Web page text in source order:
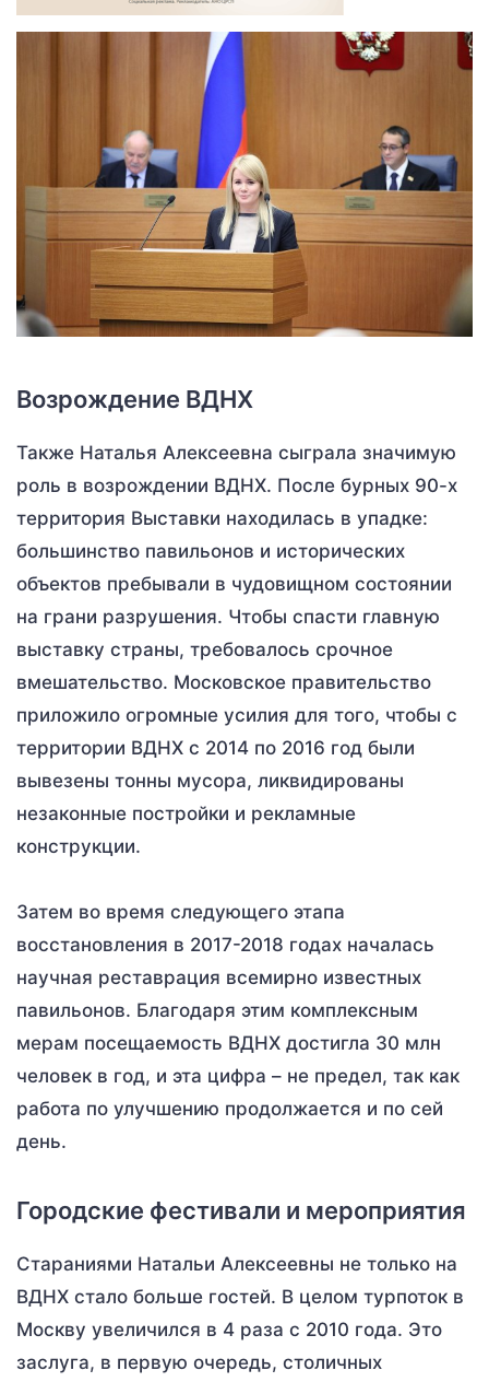
Возрождение ВДНХ
Также Наталья Алексеевна сыграла значимую
роль в возрождении ВДНХ. После бурных 90-х
территория Выставки находилась в упадке:
большинство павильонов и исторических
объектов пребывали в чудовищном состоянии
на грани разрушения. Чтобы спасти главную
выставку страны, требовалось срочное
вмешательство. Московское правительство
приложило огромные усилия для того, чтобы с
территории ВДНХ с 2014 по 2016 год были
вывезены тонны мусора, ликвидированы
незаконные постройки и рекламные
конструкции.
Затем во время следующего этапа
восстановления в 2017-2018 годах началась
научная реставрация всемирно известных
павильонов. Благодаря этим комплексным
мерам посещаемость ВДНХ достигла 30 млн
человек в год, и эта цифра – не предел, так как
работа по улучшению продолжается и по сей
день.
Городские фестивали и мероприятия
Стараниями Натальи Алексеевны не только на
ВДНХ стало больше гостей. В целом турпоток в
Москву увеличился в 4 раза с 2010 года. Это
заслуга, в первую очередь, столичных